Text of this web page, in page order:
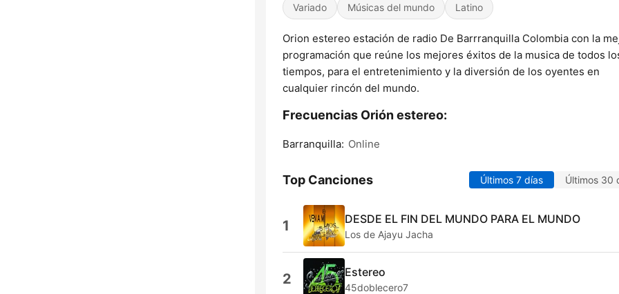
Variado Músicas del mundo Latino
Orion estereo estación de radio De Barrranquilla Colombia con la
programación que reúne los mejores éxitos de la musica de todos
tiempos, para el entretenimiento y la diversión de los oyentes en
cualquier rincón del mundo.
Frecuencias Orión estereo:
Barranquilla: Online
Top Canciones Últimos 7 días Últimos 30
1 DESDE EL FIN DEL MUNDO PARA EL MUNDO
Los de Ajayu Jacha
2 Estereo
45doblecero7